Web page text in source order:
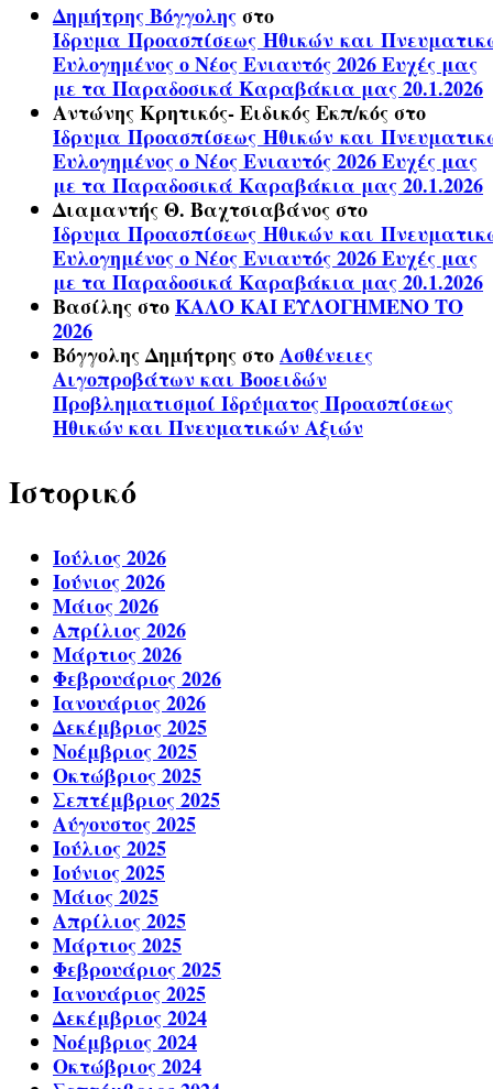
Δημήτρης Βόγγοληςστο
Ίδρυμα Προασπίσεως Ηθικών και
Ευλογημένος ο Νέος Ενιαυτός 2026 Ευχές μας
με τα Παραδοσικά Καραβάκια μας 20.1.2026
Αντώνης Κρητικός- Ειδικός Εκπ/κόςστο
Ίδρυμα Προασπίσεως Ηθικών και
Ευλογημένος ο Νέος Ενιαυτός 2026 Ευχές μας
με τα Παραδοσικά Καραβάκια μας 20.1.2026
Διαμαντής Θ. Βαχτσιαβάνοςστο
Ίδρυμα Προασπίσεως Ηθικών και
Ευλογημένος ο Νέος Ενιαυτός 2026 Ευχές μας
με τα Παραδοσικά Καραβάκια μας 20.1.2026
ΒασίληςστοΚΑΛΟ ΚΑΙ ΕΥΛΟΓΗΜΕΝΟ ΤΟ
2026
Βόγγολης ΔημήτρηςστοΑσθένειες
Αιγοπροβάτων και Βοοειδών
Προβληματισμοί Ιδρύματος Προασπίσεως
Ηθικών και Πνευματικών Αξιών
Ιστορικό
Ιούλιος 2026
Ιούνιος 2026
Μάιος 2026
Απρίλιος 2026
Μάρτιος 2026
Φεβρουάριος 2026
Ιανουάριος 2026
Δεκέμβριος 2025
Νοέμβριος 2025
Οκτώβριος 2025
Σεπτέμβριος 2025
Αύγουστος 2025
Ιούλιος 2025
Ιούνιος 2025
Μάιος 2025
Απρίλιος 2025
Μάρτιος 2025
Φεβρουάριος 2025
Ιανουάριος 2025
Δεκέμβριος 2024
Νοέμβριος 2024
Οκτώβριος 2024